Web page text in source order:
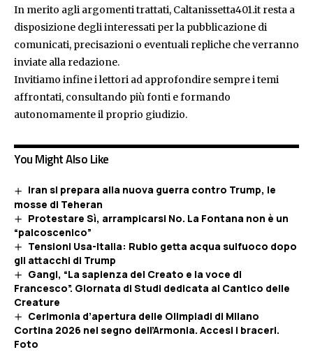
In merito agli argomenti trattati, Caltanissetta401.it resta a
disposizione degli interessati per la pubblicazione di
comunicati, precisazioni o eventuali repliche che verranno
inviate alla redazione.
Invitiamo infine i lettori ad approfondire sempre i temi
affrontati, consultando più fonti e formando
autonomamente il proprio giudizio.
You Might Also Like
Iran si prepara alla nuova guerra contro Trump, le
mosse di Teheran
Protestare Sì, arrampicarsi No. La Fontana non è un
“palcoscenico”
Tensioni Usa-Italia: Rubio getta acqua sulfuoco dopo
gli attacchi di Trump
Gangi, “La sapienza del Creato e la voce di
Francesco”. Giornata di Studi dedicata al Cantico delle
Creature
Cerimonia d’apertura delle Olimpiadi di Milano
Cortina 2026 nel segno dell’Armonia. Accesi i braceri.
Foto